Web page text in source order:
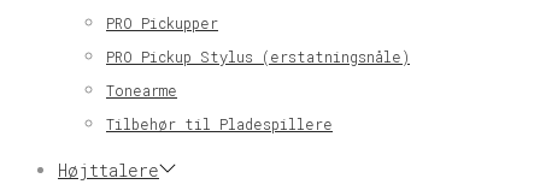
PRO Pickupper
PRO Pickup Stylus (erstatningsnåle)
Tonearme
Tilbehør til Pladespillere
Højttalere